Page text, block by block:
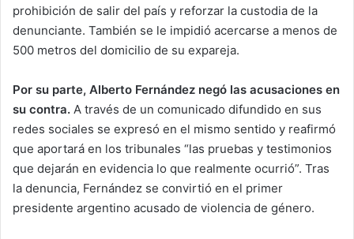
prohibición de salir del país y reforzar la custodia de la
denunciante. También se le impidió acercarse a menos de
500 metros del domicilio de su expareja.
Por su parte, Alberto Fernández negó las acusaciones en
su contra. A través de un comunicado difundido en sus
redes sociales se expresó en el mismo sentido y reafirmó
que aportará en los tribunales “las pruebas y testimonios
que dejarán en evidencia lo que realmente ocurrió”. Tras
la denuncia, Fernández se convirtió en el primer
presidente argentino acusado de violencia de género.